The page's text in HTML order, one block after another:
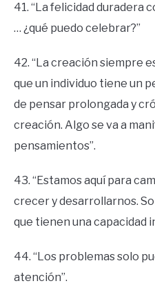
41. “La felicidad duradera
… ¿qué puedo celebrar?”
42. “La creación siempre
que un individuo tiene un
de pensar prolongada y
creación. Algo se va a
pensamientos”.
43. “Estamos aquí para
crecer y desarrollarnos.
que tienen una capacidad
44. “Los problemas solo
atención”.